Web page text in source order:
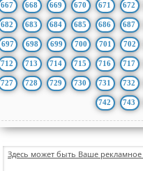
667 668 669 670 671 672
682 683 684 685 686 687
697 698 699 700 701 702
712 713 714 715 716 717
727 728 729 730 731 732
742 743
Здесь может быть Ваше